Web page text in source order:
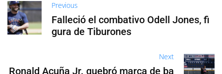
Previous
Falleció el combativo Odell Jones, fi
gura de Tiburones
Next
Ronald Acuña Jr. quebró marca de ba